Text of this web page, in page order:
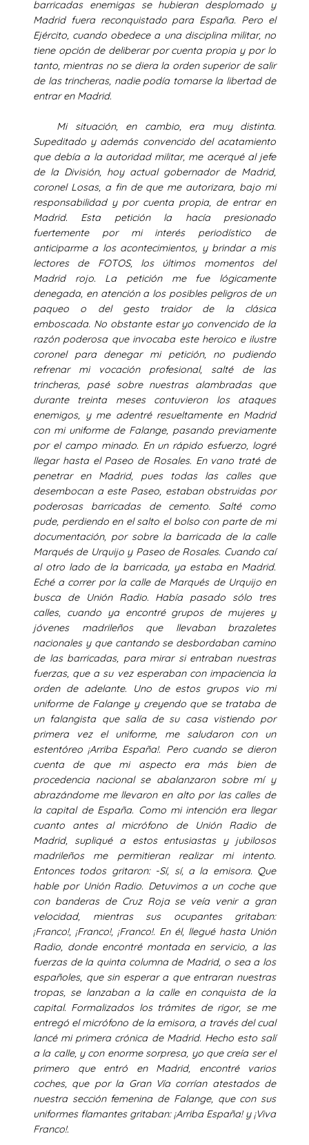
barricadas enemigas se hubieran desplomado y
Madrid fuera reconquistado para España. Pero el
Ejército, cuando obedece a una disciplina militar, no
tiene opción de deliberar por cuenta propia y por lo
tanto, mientras no se diera la orden superior de salir
de las trincheras, nadie podía tomarse la libertad de
entrar en Madrid.
Mi situación, en cambio, era muy distinta.
Supeditado y además convencido del acatamiento
que debía a la autoridad militar, me acerqué al jefe
de la División, hoy actual gobernador de Madrid,
coronel Losas, a fin de que me autorizara, bajo mi
responsabilidad y por cuenta propia, de entrar en
Madrid. Esta petición la hacía presionado
fuertemente por mi interés periodístico de
anticiparme a los acontecimientos, y brindar a mis
lectores de FOTOS, los últimos momentos del
Madrid rojo. La petición me fue lógicamente
denegada, en atención a los posibles peligros de un
paqueo o del gesto traidor de la clásica
emboscada. No obstante estar yo convencido de la
razón poderosa que invocaba este heroico e ilustre
coronel para denegar mi petición, no pudiendo
refrenar mi vocación profesional, salté de las
trincheras, pasé sobre nuestras alambradas que
durante treinta meses contuvieron los ataques
enemigos, y me adentré resueltamente en Madrid
con mi uniforme de Falange, pasando previamente
por el campo minado. En un rápido esfuerzo, logré
llegar hasta el Paseo de Rosales. En vano traté de
penetrar en Madrid, pues todas las calles que
desembocan a este Paseo, estaban obstruidas por
poderosas barricadas de cemento. Salté como
pude, perdiendo en el salto el bolso con parte de mi
documentación, por sobre la barricada de la calle
Marqués de Urquijo y Paseo de Rosales. Cuando caí
al otro lado de la barricada, ya estaba en Madrid.
Eché a correr por la calle de Marqués de Urquijo en
busca de Unión Radio. Había pasado sólo tres
calles, cuando ya encontré grupos de mujeres y
jóvenes madrileños que llevaban brazaletes
nacionales y que cantando se desbordaban camino
de las barricadas, para mirar si entraban nuestras
fuerzas, que a su vez esperaban con impaciencia la
orden de adelante. Uno de estos grupos vio mi
uniforme de Falange y creyendo que se trataba de
un falangista que salía de su casa vistiendo por
primera vez el uniforme, me saludaron con un
estentóreo ¡Arriba España!. Pero cuando se dieron
cuenta de que mi aspecto era más bien de
procedencia nacional se abalanzaron sobre mí y
abrazándome me llevaron en alto por las calles de
la capital de España. Como mi intención era llegar
cuanto antes al micrófono de Unión Radio de
Madrid, supliqué a estos entusiastas y jubilosos
madrileños me permitieran realizar mi intento.
Entonces todos gritaron: -Sí, sí, a la emisora. Que
hable por Unión Radio. Detuvimos a un coche que
con banderas de Cruz Roja se veía venir a gran
velocidad, mientras sus ocupantes gritaban:
¡Franco!, ¡Franco!, ¡Franco!. En él, llegué hasta Unión
Radio, donde encontré montada en servicio, a las
fuerzas de la quinta columna de Madrid, o sea a los
españoles, que sin esperar a que entraran nuestras
tropas, se lanzaban a la calle en conquista de la
capital. Formalizados los trámites de rigor, se me
entregó el micrófono de la emisora, a través del cual
lancé mi primera crónica de Madrid. Hecho esto salí
a la calle, y con enorme sorpresa, yo que creía ser el
primero que entró en Madrid, encontré varios
coches, que por la Gran Vía corrían atestados de
nuestra sección femenina de Falange, que con sus
uniformes flamantes gritaban: ¡Arriba España! y ¡Viva
Franco!.